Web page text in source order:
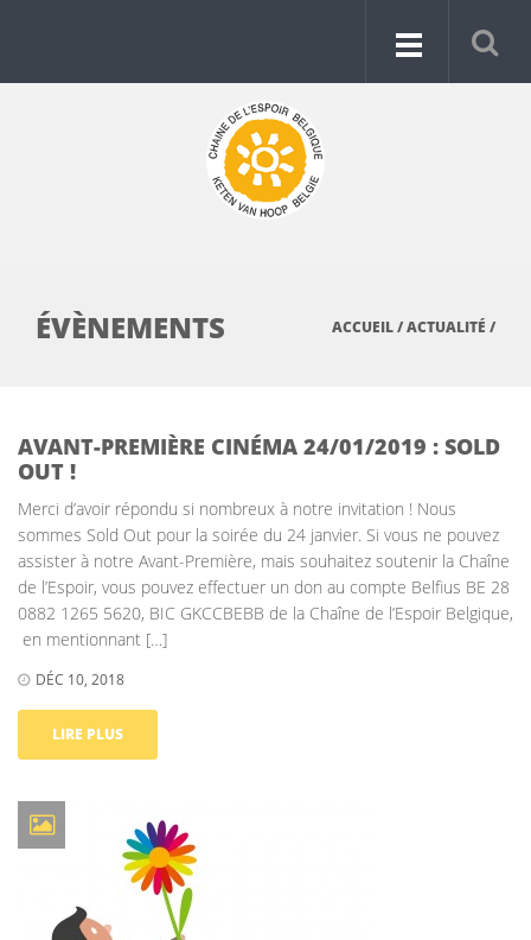
ACCUEIL/ACTUALITÉ /
ÉVÈNEMENTS
AVANT-PREMIÈRE CINÉMA 24/01/2019 : SOLD
OUT !
Merci d’avoir répondu si nombreux à notre invitation ! Nous
sommes Sold Out pour la soirée du 24 janvier. Si vous ne pouvez
assister à notre Avant-Première, mais souhaitez soutenir la Chaîne
de l’Espoir, vous pouvez effectuer un don au compte Belfius BE 28
0882 1265 5620, BIC GKCCBEBB de la Chaîne de l’Espoir Belgique,
en mentionnant […]
DÉC 10, 2018
LIRE PLUS